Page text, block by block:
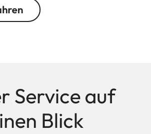
Service auf
Blick